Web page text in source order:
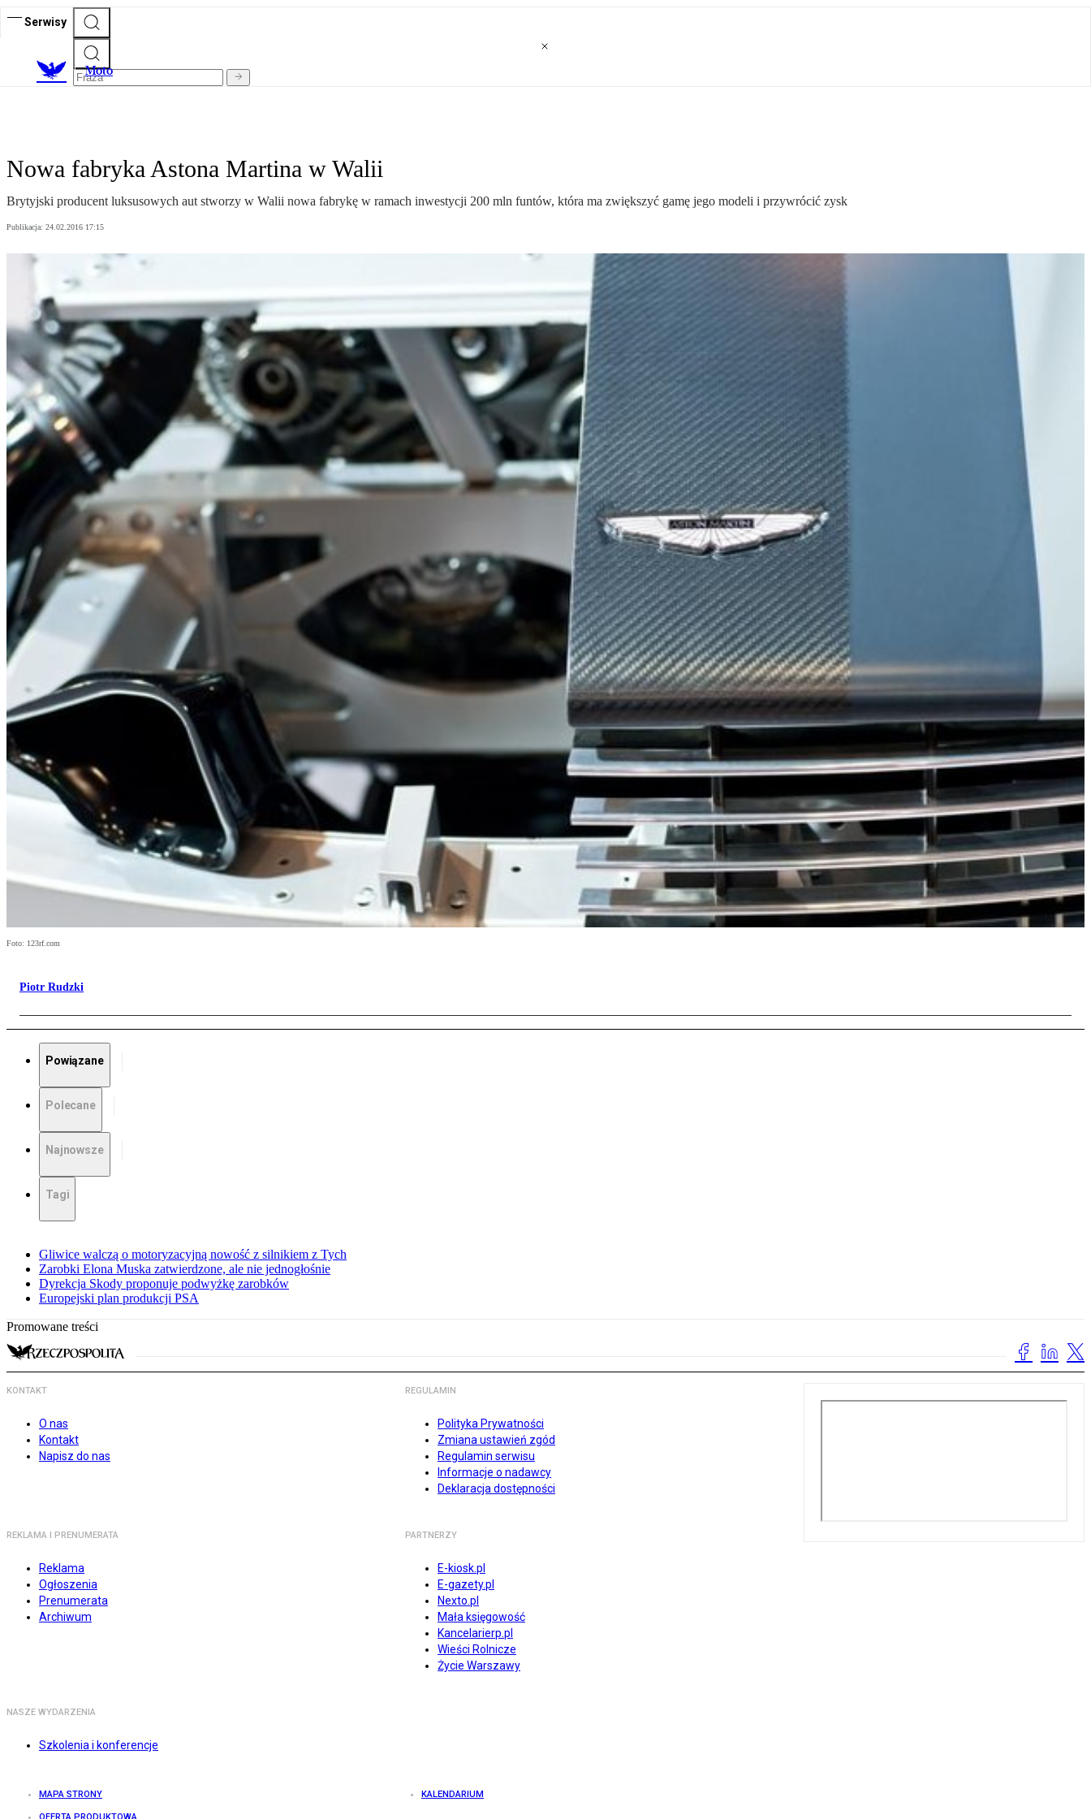
Serwisy
Moto
Nowa fabryka Astona Martina w Walii
Brytyjski producent luksusowych aut stworzy w Walii nowa fabrykę w ramach inwestycji 200 mln funtów, która ma zwiększyć gamę jego modeli i przywrócić zysk
Publikacja: 24.02.2016 17:15
Foto: 123rf.com
Piotr Rudzki
Powiązane
Polecane
Najnowsze
Tagi
Gliwice walczą o motoryzacyjną nowość z silnikiem z Tych
Zarobki Elona Muska zatwierdzone, ale nie jednogłośnie
Dyrekcja Skody proponuje podwyżkę zarobków
Europejski plan produkcji PSA
Promowane treści
KONTAKT
O nas
Kontakt
Napisz do nas
REGULAMIN
Polityka Prywatności
Zmiana ustawień zgód
Regulamin serwisu
Informacje o nadawcy
Deklaracja dostępności
REKLAMA I PRENUMERATA
Reklama
Ogłoszenia
Prenumerata
Archiwum
PARTNERZY
E-kiosk.pl
E-gazety.pl
Nexto.pl
Mała księgowość
Kancelarierp.pl
Wieści Rolnicze
Życie Warszawy
NASZE WYDARZENIA
Szkolenia i konferencje
MAPA STRONY KALENDARIUM